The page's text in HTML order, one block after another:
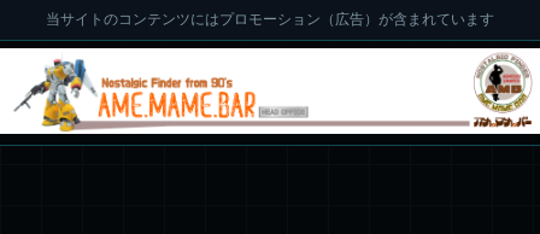
当サイトのコンテンツにはプロモーション（広告）が含まれています